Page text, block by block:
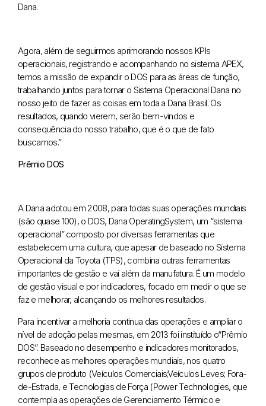
Dana.
Agora, além de seguirmos aprimorando nossos KPIs
operacionais, registrando e acompanhando no sistema APEX,
temos a missão de expandir o DOS para as áreas de função,
trabalhando juntos para tornar o Sistema Operacional Dana no
nosso jeito de fazer as coisas em toda a Dana Brasil. Os
resultados, quando vierem, serão bem-vindos e
consequência do nosso trabalho, que é o que de fato
buscamos.”
Prêmio DOS
A Dana adotou em 2008, para todas suas operações mundiais
(são quase 100), o DOS, Dana OperatingSystem, um “sistema
operacional” composto por diversas ferramentas que
estabelecem uma cultura, que apesar de baseado no Sistema
Operacional da Toyota (TPS), combina outras ferramentas
importantes de gestão e vai além da manufatura. É um modelo
de gestão visual e por indicadores, focado em medir o que se
faz e melhorar, alcançando os melhores resultados.
Para incentivar a melhoria continua das operações e ampliar o
nível de adoção pelas mesmas, em 2013 foi instituído o“Prêmio
DOS”. Baseado no desempenho e indicadores monitorados,
reconhece as melhores operações mundiais, nos quatro
grupos de produto (Veículos Comerciais;Veículos Leves; Fora-
de-Estrada, e Tecnologias de Força (Power Technologies, que
contempla as operações de Gerenciamento Térmico e